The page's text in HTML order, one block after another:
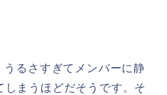
るさすぎてメンバーに静
まうほどだそうです。そ